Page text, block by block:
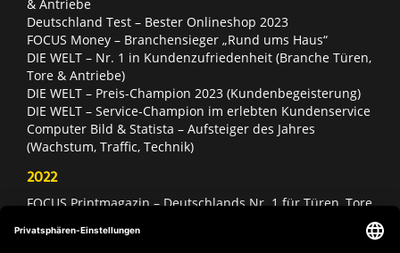
& Antriebe
Deutschland Test – Bester Onlineshop 2023
FOCUS Money – Branchensieger „Rund ums Haus“
DIE WELT – Nr. 1 in Kundenzufriedenheit (Branche Türen,
Tore & Antriebe)
DIE WELT – Preis-Champion 2023 (Kundenbegeisterung)
DIE WELT – Service-Champion im erlebten Kundenservice
Computer Bild & Statista – Aufsteiger des Jahres
(Wachstum, Traffic, Technik)
2022
FOCUS Printmagazin – Deutschlands Nr. 1 für Türen, Tore
Deutschland Test – Bester Onlineshop 2022